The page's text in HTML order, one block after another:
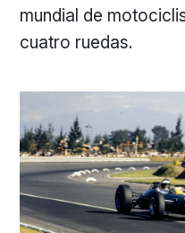
mundial de
cuatro ruedas.